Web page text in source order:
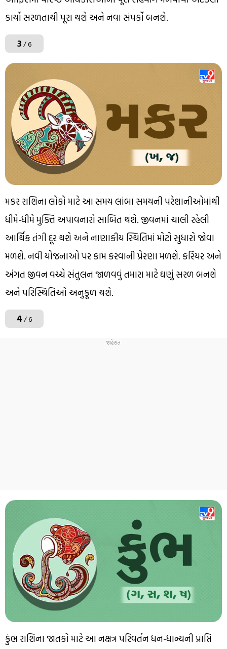
કાર્યો સરળતાથી પૂરા થશે અને નવા સંપર્કો બનશે.
3/ 6
મકર રાશિના લોકો માટે આ સમય લાંબા સમયની પરેશાનીઓમાંથી
ધીમે-ધીમે મુક્તિ અપાવનારો સાબિત થશે. જીવનમાં ચાલી રહેલી
આર્થિક તંગી દૂર થશે અને નાણાકીય સ્થિતિમાં મોટો સુધારો જોવા
મળશે. નવી યોજનાઓ પર કામ કરવાની પ્રેરણા મળશે. કરિયર અને
અંગત જીવન વચ્ચે સંતુલન જાળવવું તમારા માટે ઘણું સરળ બનશે
અને પરિસ્થિતિઓ અનુકૂળ થશે.
4/ 6
કુંભ રાશિના જાતકો માટે આ નક્ષત્ર પરિવર્તન ધન-ધાન્યની પ્રાપ્તિ